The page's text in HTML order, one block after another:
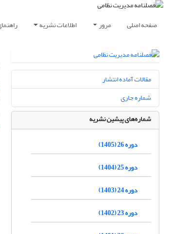
صفحه اصلی مرور اطلاعات نشریه
مقالات آماده انتشار
شماره جاری
شماره‌های پیشین نشریه
دوره 26 (1405)
دوره 25 (1404)
دوره 24 (1403)
دوره 23 (1402)